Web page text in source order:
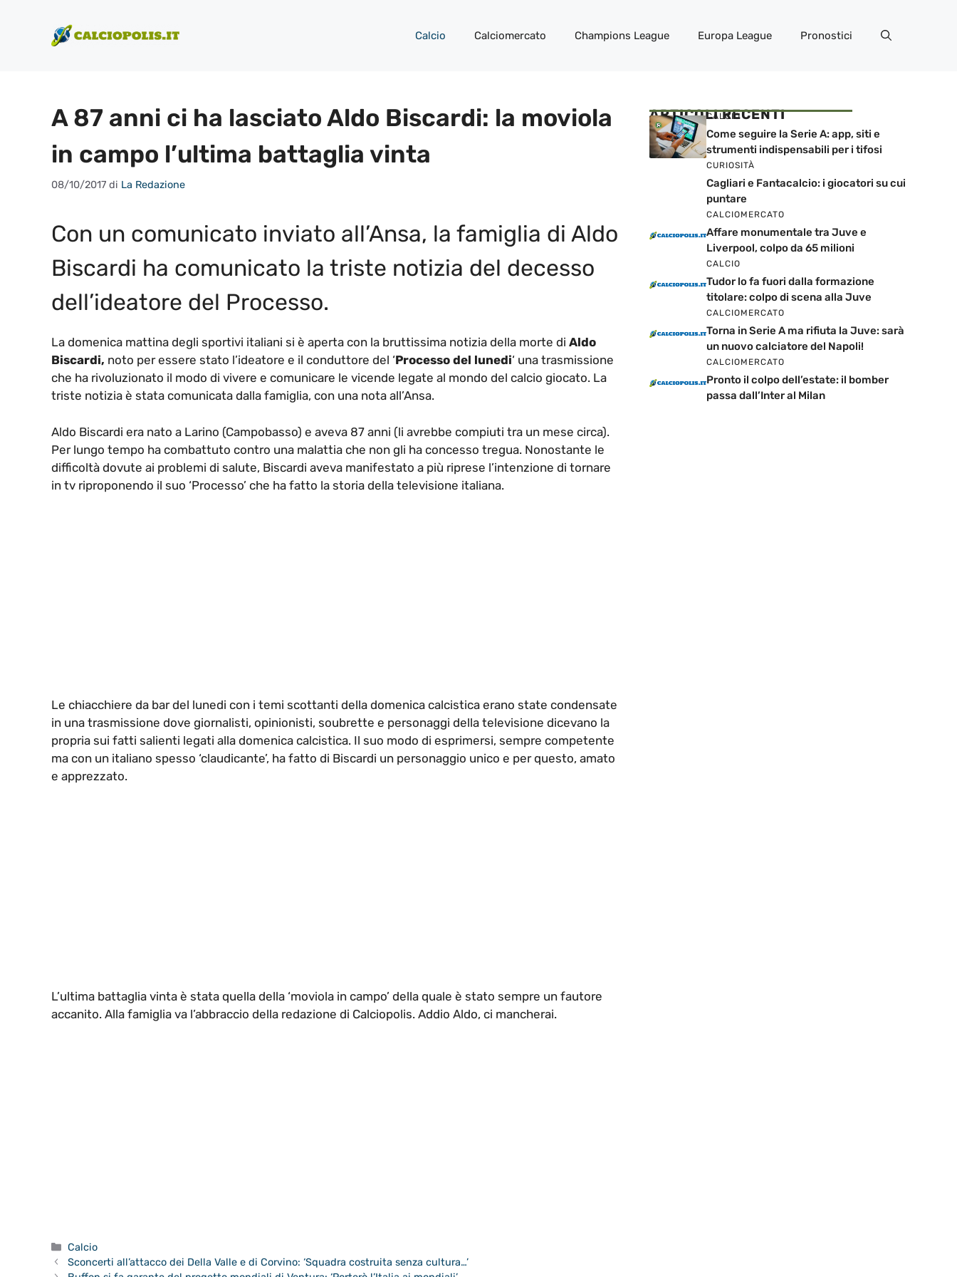
contenuto
Calcio Calciomercato Champions League Europa League Pronostici
A 87 anni ci ha lasciato Aldo Biscardi: la moviola
in campo l’ultima battaglia vinta
08/10/2017 di La Redazione
Con un comunicato inviato all’Ansa, la famiglia di Aldo
Biscardi ha comunicato la triste notizia del decesso
dell’ideatore del Processo.
La domenica mattina degli sportivi italiani si è aperta con la bruttissima notizia della morte di Aldo
Biscardi, noto per essere stato l’ideatore e il conduttore del ‘Processo del lunedi‘ una trasmissione
che ha rivoluzionato il modo di vivere e comunicare le vicende legate al mondo del calcio giocato. La
triste notizia è stata comunicata dalla famiglia, con una nota all’Ansa.
Aldo Biscardi era nato a Larino (Campobasso) e aveva 87 anni (li avrebbe compiuti tra un mese circa).
Per lungo tempo ha combattuto contro una malattia che non gli ha concesso tregua. Nonostante le
difficoltà dovute ai problemi di salute, Biscardi aveva manifestato a più riprese l’intenzione di tornare
in tv riproponendo il suo ‘Processo’ che ha fatto la storia della televisione italiana.
Le chiacchiere da bar del lunedi con i temi scottanti della domenica calcistica erano state condensate
in una trasmissione dove giornalisti, opinionisti, soubrette e personaggi della televisione dicevano la
propria sui fatti salienti legati alla domenica calcistica. Il suo modo di esprimersi, sempre competente
ma con un italiano spesso ‘claudicante’, ha fatto di Biscardi un personaggio unico e per questo, amato
e apprezzato.
L’ultima battaglia vinta è stata quella della ‘moviola in campo’ della quale è stato sempre un fautore
accanito. Alla famiglia va l’abbraccio della redazione di Calciopolis. Addio Aldo, ci mancherai.
Categorie
Calcio
Sconcerti all’attacco dei Della Valle e di Corvino: ‘Squadra costruita senza cultura…’
ARTICOLI RECENTI
CALCIO
Come seguire la Serie A: app, siti e
strumenti indispensabili per i tifosi
CURIOSITÀ
Cagliari e Fantacalcio: i giocatori su cui
puntare
CALCIOMERCATO
Affare monumentale tra Juve e
Liverpool, colpo da 65 milioni
CALCIO
Tudor lo fa fuori dalla formazione
titolare: colpo di scena alla Juve
CALCIOMERCATO
Torna in Serie A ma rifiuta la Juve: sarà
un nuovo calciatore del Napoli!
CALCIOMERCATO
Pronto il colpo dell’estate: il bomber
passa dall’Inter al Milan